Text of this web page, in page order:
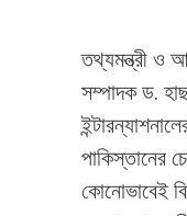
তথ্যমন্ত্রী ও
সম্পাদক ড.
পাকিস্তানের
কোনোভাবেই